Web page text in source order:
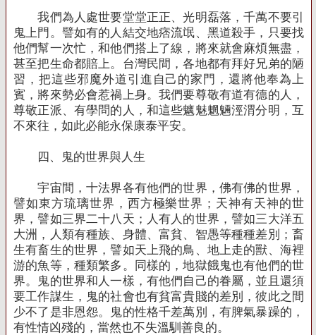
我們為人處世要堂堂正正、光明磊落，千萬不要引
鬼上門。譬如有的人結交地痞流氓、黑道殺手，只要找
他們幫一次忙，和他們搭上了線，將來就會麻煩無盡，
甚至把生命都賠上。台灣民間，各地都有拜好兄弟的陋
習，把這些邪魔外道引進自己的家門，還將他奉為上
賓，將來勢必會惹禍上身。我們要尊敬有道有德的人，
尊敬正派、有學問的人，和這些魑魅魍魎涇渭分明，互
不來往，如此必能永保康泰平安。
四、鬼的世界與人生
宇宙間，十法界各有他們的世界，佛有佛的世界，
譬如東方琉璃世界，西方極樂世界；天神有天神的世
界，譬如三界二十八天；人有人的世界，譬如三大洋五
大洲，人類有種族、身體、富貧、智愚等種種差別；畜
生有畜生的世界，譬如天上飛的鳥、地上走的獸、海裡
游的魚等，種類繁多。同樣的，地獄餓鬼也有他們的世
界。鬼的世界和人一樣，有他們自己的眷屬，並且還須
要工作謀生，鬼的社會也有貧富貴賤的差別，彼此之間
少不了是非恩怨。鬼的性格千差萬別，有脾氣暴躁的，
有性情凶殘的，當然也不失溫馴善良的。